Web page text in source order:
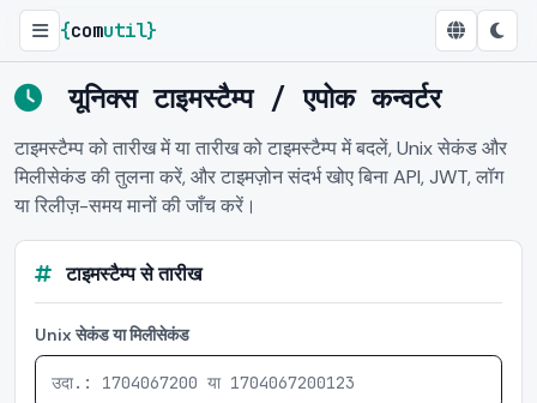
{comutil}
यूनिक्स टाइमस्टैम्प / एपोक कन्वर्टर
टाइमस्टैम्प को तारीख में या तारीख को टाइमस्टैम्प में बदलें, Unix सेकंड और
मिलीसेकंड की तुलना करें, और टाइमज़ोन संदर्भ खोए बिना API, JWT, लॉग
या रिलीज़-समय मानों की जाँच करें।
टाइमस्टैम्प से तारीख
Unix सेकंड या मिलीसेकंड